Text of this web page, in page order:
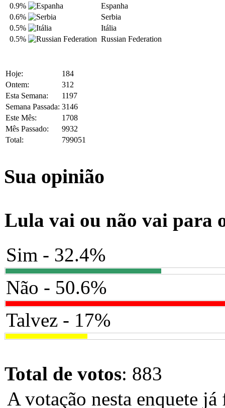
0.9%
Espanha
0.6%
Serbia
0.5%
Itália
0.5%
Russian Federation
Hoje:
184
Ontem:
312
Esta Semana:
1197
Semana Passada: 3146
Este Mês:
1708
Mês Passado:
9932
Total:
799051
Sua opinião
Lula vai ou não vai para
Sim - 32.4%
Não - 50.6%
Talvez - 17%
Total de votos: 883
A votação nesta enquete